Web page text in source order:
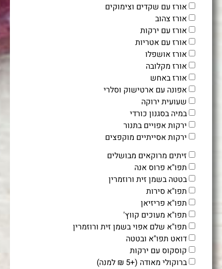
אורז עם שקדים וצימוקים
אורז צהוב
אורז עם ירקות
אורז עם אטריות
אורז אושפלו
אורז מקלובה
אורז באחש
אפונה עם ארטישוק וסלרי
שעועית ירוקה
במיה בסגנון כורדי
ירקות אפויים בתנור
ירקות אסייתיים מוקפצים
זיתים מרוקאים מבושלים
תפו"א פרוס אנה
בטטה בשמן זית ורוזמרין
תפו"א סירות
תפו"א פריזיאן
תפו"א מעוכים קווץ'
תפו"א שלם אפוי בשמן זית ורוזמרין
דואט תפו"א ובטטה
קוסקוס עם ירקות
ברוקולי מאודה (+5 ₪ למנה)